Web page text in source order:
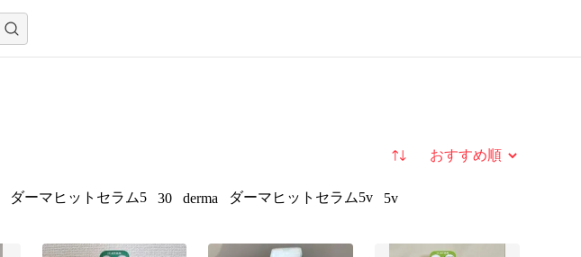
並び替え
ダーマヒットセラム5 30 derma ダーマヒットセラム5v
5v